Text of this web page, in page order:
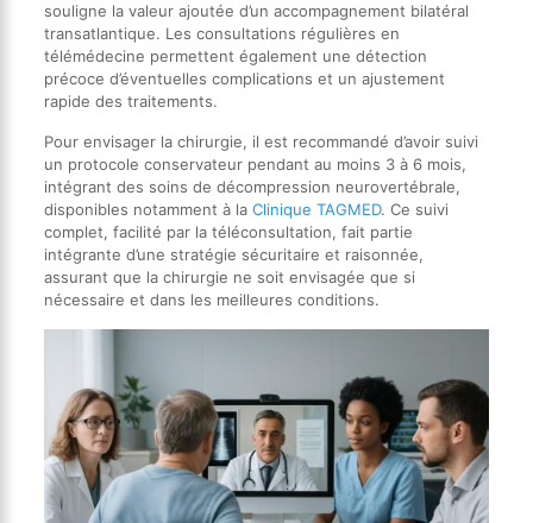
souligne la valeur ajoutée d’un accompagnement bilatéral
transatlantique. Les consultations régulières en
télémédecine permettent également une détection
précoce d’éventuelles complications et un ajustement
rapide des traitements.
Pour envisager la chirurgie, il est recommandé d’avoir suivi
un protocole conservateur pendant au moins 3 à 6 mois,
intégrant des soins de décompression neurovertébrale,
disponibles notamment à la Clinique TAGMED. Ce suivi
complet, facilité par la téléconsultation, fait partie
intégrante d’une stratégie sécuritaire et raisonnée,
assurant que la chirurgie ne soit envisagée que si
nécessaire et dans les meilleures conditions.